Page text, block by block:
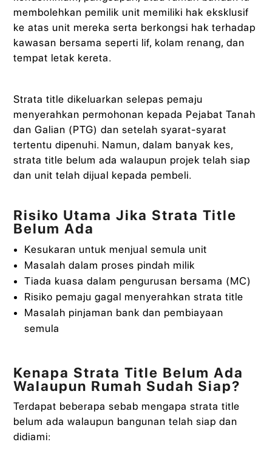
membolehkan pemilik unit memiliki hak eksklusif
ke atas unit mereka serta berkongsi hak terhadap
kawasan bersama seperti lif, kolam renang, dan
tempat letak kereta.
Strata title dikeluarkan selepas pemaju
menyerahkan permohonan kepada Pejabat Tanah
dan Galian (PTG) dan setelah syarat-syarat
tertentu dipenuhi. Namun, dalam banyak kes,
strata title belum ada walaupun projek telah siap
dan unit telah dijual kepada pembeli.
Risiko Utama Jika Strata Title
Belum Ada
Kesukaran untuk menjual semula unit
Masalah dalam proses pindah milik
Tiada kuasa dalam pengurusan bersama (MC)
Risiko pemaju gagal menyerahkan strata title
Masalah pinjaman bank dan pembiayaan
semula
Kenapa Strata Title Belum Ada
Walaupun Rumah Sudah Siap?
Terdapat beberapa sebab mengapa strata title
belum ada walaupun bangunan telah siap dan
didiami: